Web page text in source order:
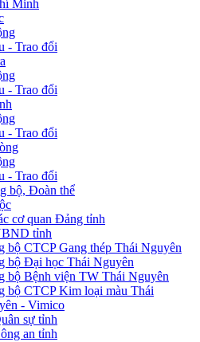
Minh
- Trao đổi
- Trao đổi
- Trao đổi
- Trao đổi
bộ, Đoàn thể
cơ quan Đảng tỉnh
tỉnh
bộ CTCP Gang thép Thái Nguyên
bộ Đại học Thái Nguyên
bộ Bệnh viện TW Thái Nguyên
bộ CTCP Kim loại màu Thái
- Vimico
sự tỉnh
an tỉnh